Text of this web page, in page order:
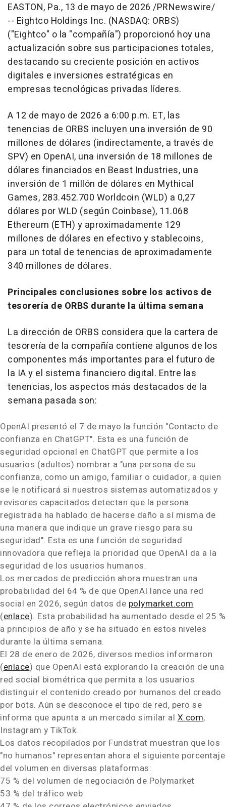
EASTON, Pa., 13 de mayo de 2026 /PRNewswire/
-- Eightco Holdings Inc. (NASDAQ: ORBS)
("Eightco" o la "compañía") proporcionó hoy una
actualización sobre sus participaciones totales,
destacando su creciente posición en activos
digitales e inversiones estratégicas en
empresas tecnológicas privadas líderes.
A 12 de mayo de 2026 a 6:00 p.m. ET, las
tenencias de ORBS incluyen una inversión de 90
millones de dólares (indirectamente, a través de
SPV) en OpenAI, una inversión de 18 millones de
dólares financiados en Beast Industries, una
inversión de 1 millón de dólares en Mythical
Games, 283.452.700 Worldcoin (WLD) a 0,27
dólares por WLD (según Coinbase), 11.068
Ethereum (ETH) y aproximadamente 129
millones de dólares en efectivo y stablecoins,
para un total de tenencias de aproximadamente
340 millones de dólares.
Principales conclusiones sobre los activos de
tesorería de ORBS durante la última semana
La dirección de ORBS considera que la cartera de
tesorería de la compañía contiene algunos de los
componentes más importantes para el futuro de
la IA y el sistema financiero digital. Entre las
tenencias, los aspectos más destacados de la
semana pasada son:
OpenAI presentó el 7 de mayo la función "Contacto de
confianza en ChatGPT". Esta es una función de
seguridad opcional en ChatGPT que permite a los
usuarios (adultos) nombrar a "una persona de su
confianza, como un amigo, familiar o cuidador, a quien
se le notificará si nuestros sistemas automatizados y
revisores capacitados detectan que la persona
registrada ha hablado de hacerse daño a sí misma de
una manera que indique un grave riesgo para su
seguridad". Esta es una función de seguridad
innovadora que refleja la prioridad que OpenAI da a la
seguridad de los usuarios humanos.
Los mercados de predicción ahora muestran una
probabilidad del 64 % de que OpenAI lance una red
social en 2026, según datos de polymarket.com
(enlace). Esta probabilidad ha aumentado desde el 25 %
a principios de año y se ha situado en estos niveles
durante la última semana.
El 28 de enero de 2026, diversos medios informaron
(enlace) que OpenAI está explorando la creación de una
red social biométrica que permita a los usuarios
distinguir el contenido creado por humanos del creado
por bots. Aún se desconoce el tipo de red, pero se
informa que apunta a un mercado similar alX.com,
Instagram y TikTok.
Los datos recopilados por Fundstrat muestran que los
"no humanos" representan ahora el siguiente porcentaje
del volumen en diversas plataformas:
75 % del volumen de negociación de Polymarket
53 % del tráfico web